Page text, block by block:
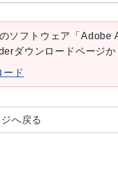
ソフトウェア「Adobe
ダウンロードページか
ド
へ戻る